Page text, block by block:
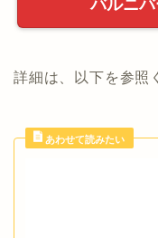
バルニ
詳細は、以下を参照